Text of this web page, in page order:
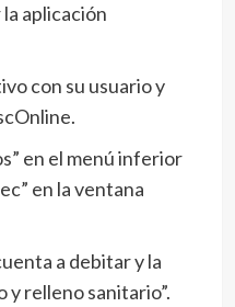
aplicación
con su usuario y
en el menú inferior
en la ventana
a debitar yla
y relleno sanitario”.